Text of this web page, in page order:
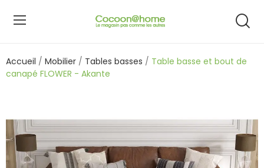
Accueil Mobilier Tables basses
Table basse et bout de
canapé FLOWER - Akante